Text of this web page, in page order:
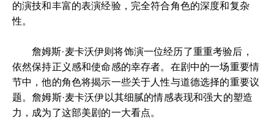
的演技和丰富的表演经验，完全符合角色的深度和复杂
性。
詹姆斯·麦卡沃伊则将饰演一位经历了重重考验后，
依然保持正义感和使命感的幸存者。在剧中的一场重要情
节中，他的角色将揭示一些关于人性与道德选择的重要议
题。詹姆斯·麦卡沃伊以其细腻的情感表现和强大的塑造
力，成为了这部美剧的一大看点。